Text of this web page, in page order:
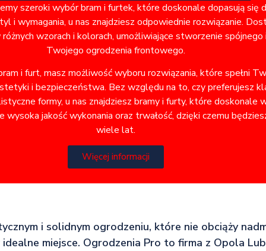
szeroki wybór bram i furtek, które doskonale dopasują się
i wymagania, u nas znajdziesz odpowiednie rozwiązanie.
wzorach i kolorach, umożliwiające stworzenie
Twojego ogrodzenia frontowego.
i furt, masz możliwość wyboru rozwiązania, które spełni
i bezpieczeństwa. Bez względu na to, czy preferujesz
formy, u nas znajdziesz bramy i furty, które doskonale
wysoka jakość wykonania oraz trwałość, dzięki czemu
wiele lat.
Więcej informacji
i solidnym ogrodzeniu, które nie obciąży
miejsce. Ogrodzenia Pro to firma z Opola